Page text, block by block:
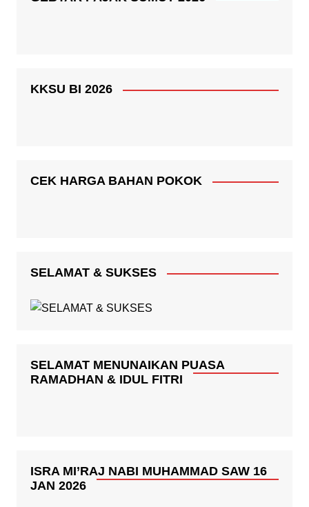
KKSU BI 2026
CEK HARGA BAHAN POKOK
SELAMAT & SUKSES
SELAMAT MENUNAIKAN PUASA
RAMADHAN & IDUL FITRI
ISRA MI’RAJ NABI MUHAMMAD SAW 16
JAN 2026